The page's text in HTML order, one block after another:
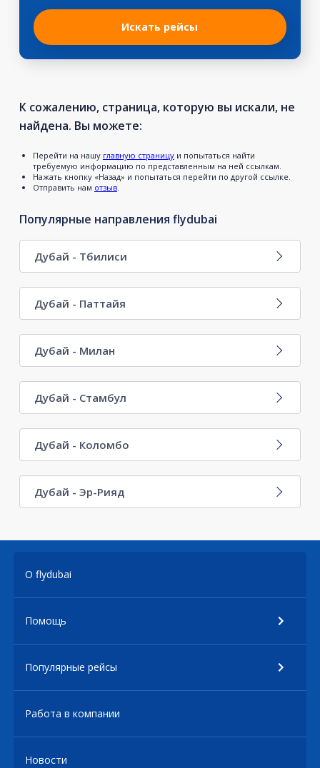
Искать рейсы
К сожалению, страница, которую вы искали, не
найдена. Вы можете:
Перейти на нашу главную страницуи попытаться найти
требуемую информацию по представленным на ней ссылкам.
Нажать кнопку «Назад» и попытаться перейти по другой ссылке.
Отправить нам отзыв.
Популярные направления flydubai
Дубай - Тбилиси
Дубай - Паттайя
Дубай - Милан
Дубай - Стамбул
Дубай - Коломбо
Дубай - Эр-Рияд
О flydubai
Помощь
Популярные рейсы
Работа в компании
Новости